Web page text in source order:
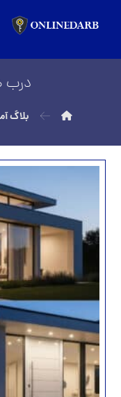
بلاگ